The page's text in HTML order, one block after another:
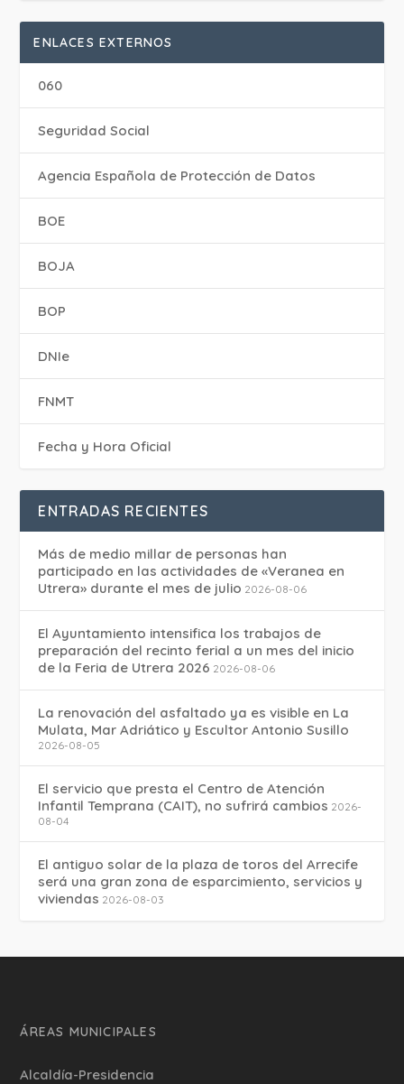
ENLACES EXTERNOS
060
Seguridad Social
Agencia Española de Protección de Datos
BOE
BOJA
BOP
DNIe
FNMT
Fecha y Hora Oficial
ENTRADAS RECIENTES
Más de medio millar de personas han
participado en las actividades de «Veranea en
Utrera» durante el mes de julio 2026-08-06
El Ayuntamiento intensifica los trabajos de
preparación del recinto ferial a un mes del inicio
de la Feria de Utrera 2026 2026-08-06
La renovación del asfaltado ya es visible en La
Mulata, Mar Adriático y Escultor Antonio Susillo
2026-08-05
El servicio que presta el Centro de Atención
Infantil Temprana (CAIT), no sufrirá cambios 2026-
08-04
El antiguo solar de la plaza de toros del Arrecife
será una gran zona de esparcimiento, servicios y
viviendas 2026-08-03
ÁREAS MUNICIPALES
Alcaldía-Presidencia